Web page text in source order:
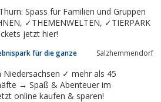
Die...
Spass für Familien und Gruppen
jetzt hier!
für die ganze
Salzhemmendorf
Niedersachsen ✓ mehr als 45
→ Spaß & Abenteuer im
online kaufen & sparen!